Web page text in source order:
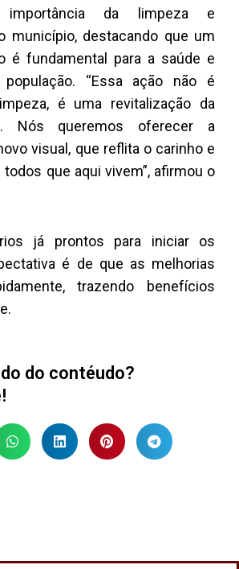
da limpeza e
município, destacando que um
é fundamental para a saúde e
“Essa ação não é
é uma revitalização da
Nós queremos oferecer a
visual, que reflita o carinho e
todos que aqui vivem”, afirmou o
já prontos para iniciar os
é de que as melhorias
trazendo benefícios
do contéudo?